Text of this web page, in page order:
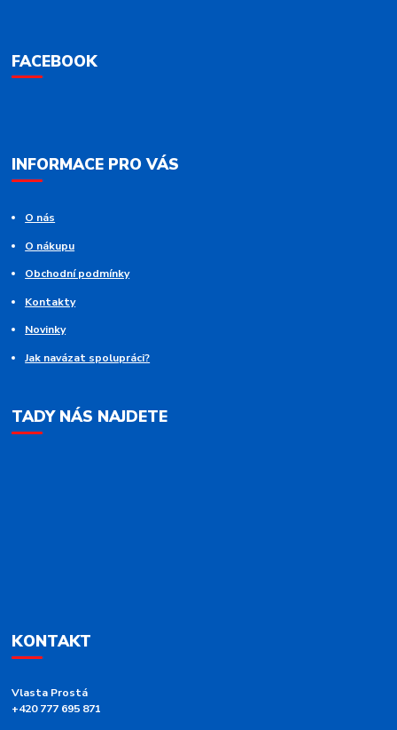
FACEBOOK
INFORMACE PRO VÁS
O nás
O nákupu
Obchodní podmínky
Kontakty
Novinky
Jak navázat spolupráci?
TADY NÁS NAJDETE
KONTAKT
Vlasta Prostá
+420 777 695 871